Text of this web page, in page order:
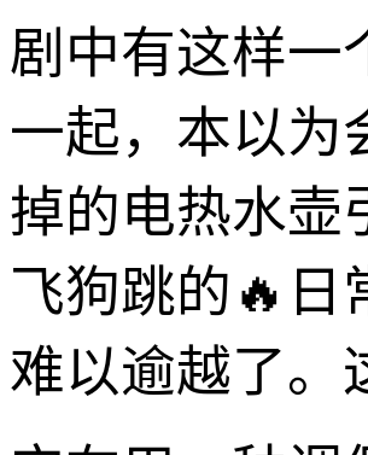
剧中有这样一
一起，本以为
掉的电热水壶
飞狗跳的🔥日
难以逾越了。